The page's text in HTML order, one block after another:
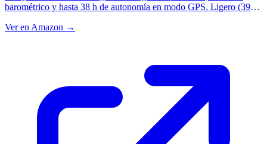
barométrico y hasta 38 h de autonomía en modo GPS. Ligero (39
para orientación en montaña.
Ver en Amazon →